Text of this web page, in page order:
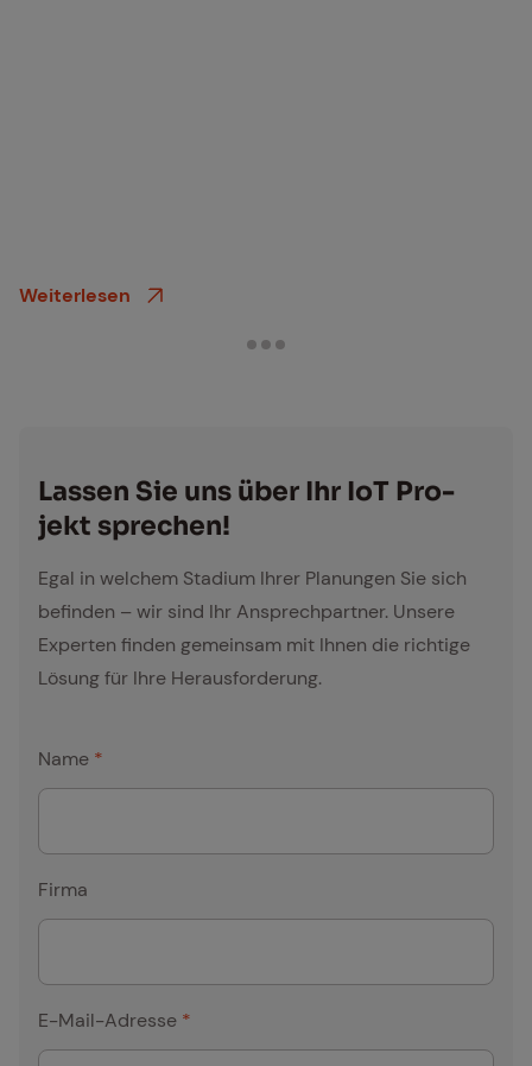
Egal in welchem Stadium Ihrer Planungen Sie sich
Name *
Firma